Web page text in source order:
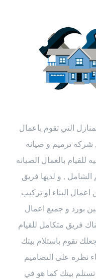
التي تقوم باعمال
, شركة ترميم و صيانه
للقيام بالعمال الصيانه
الشامل , و لديها فريق
البناء او تركيب
بورد و جميع اعمال
فريق متكامل للقيام
تقوم باستلام بيتك
نظره على التصاميم
بيتك كما هو في